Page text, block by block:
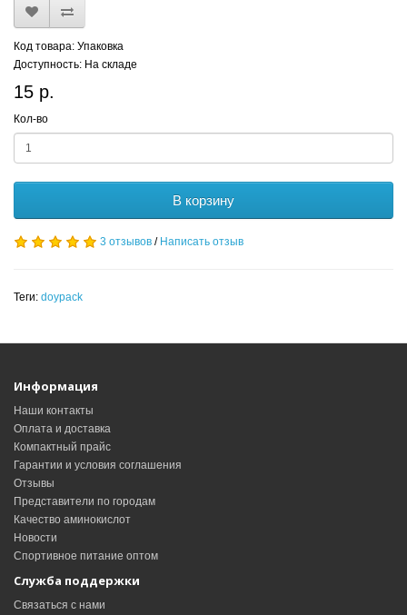
Код товара: Упаковка
Доступность: На складе
15 р.
Кол-во
В корзину
3 отзывов / Написать отзыв
Теги: doypack
Информация
Наши контакты
Оплата и доставка
Компактный прайс
Гарантии и условия соглашения
Отзывы
Представители по городам
Качество аминокислот
Новости
Спортивное питание оптом
Служба поддержки
Связаться с нами